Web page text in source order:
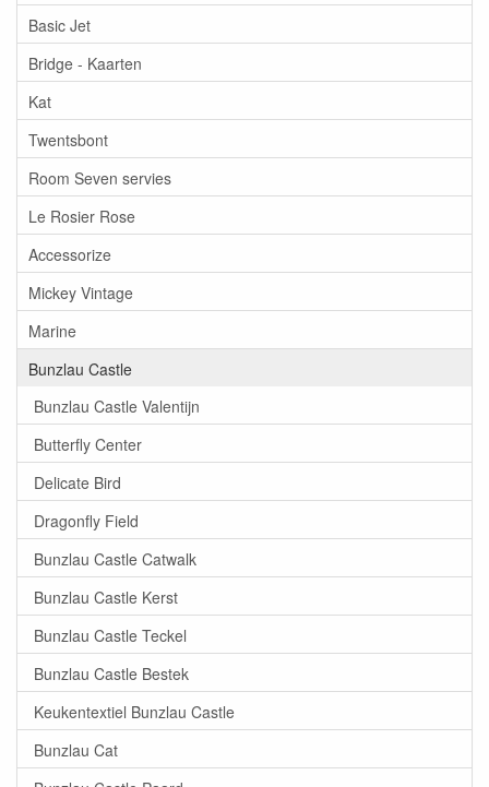
Basic Jet
Bridge - Kaarten
Kat
Twentsbont
Room Seven servies
Le Rosier Rose
Accessorize
Mickey Vintage
Marine
Bunzlau Castle
Bunzlau Castle Valentijn
Butterfly Center
Delicate Bird
Dragonfly Field
Bunzlau Castle Catwalk
Bunzlau Castle Kerst
Bunzlau Castle Teckel
Bunzlau Castle Bestek
Keukentextiel Bunzlau Castle
Bunzlau Cat